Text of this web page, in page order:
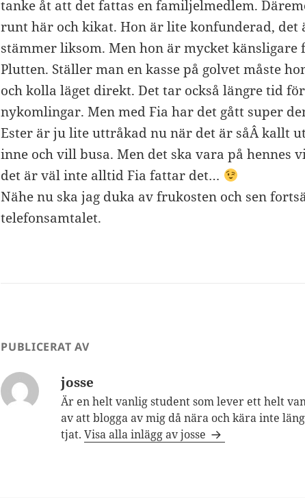
tanke åt att det fattas en familjelmedlem.
runt här och kikat. Hon är lite konfunderad, det
stämmer liksom. Men hon är mycket
Plutten. Ställer man en kasse på golvet måste
och kolla läget direkt. Det tar också längre tid
nykomlingar. Men med Fia har det gått super
Ester är ju lite uttråkad nu när det är såÂ kallt
inne och vill busa. Men det ska vara på hennes
det är väl inte alltid Fia fattar det…
Nähe nu ska jag duka av frukosten och sen
telefonsamtalet.
PUBLICERAT AV
josse
Är en helt vanlig student som lever ett helt
av att blogga av mig då nära och kära inte
tjat.Visa alla inlägg av josse